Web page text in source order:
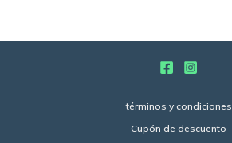
términos y condiciones
Cupón de descuento